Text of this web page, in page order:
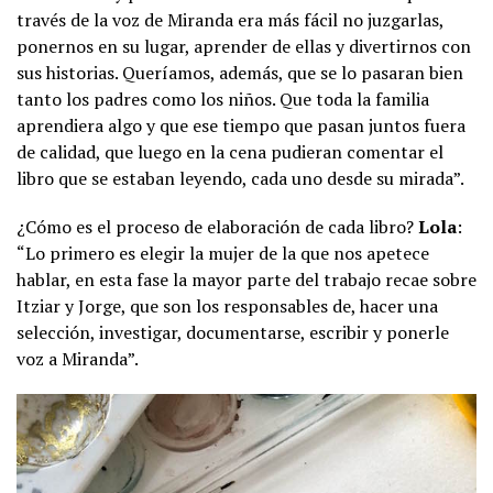
través de la voz de Miranda era más fácil no juzgarlas,
ponernos en su lugar, aprender de ellas y divertirnos con
sus historias. Queríamos, además, que se lo pasaran bien
tanto los padres como los niños. Que toda la familia
aprendiera algo y que ese tiempo que pasan juntos fuera
de calidad, que luego en la cena pudieran comentar el
libro que se estaban leyendo, cada uno desde su mirada”.
¿Cómo es el proceso de elaboración de cada libro?Lola:
“Lo primero es elegir la mujer de la que nos apetece
hablar, en esta fase la mayor parte del trabajo recae sobre
Itziar y Jorge, que son los responsables de, hacer una
selección, investigar, documentarse, escribir y ponerle
voz a Miranda”.